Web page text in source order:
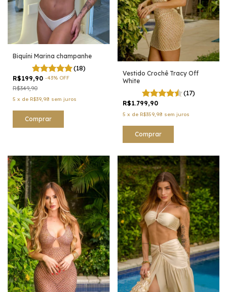
Biquíni Marina champanhe
(18)
R$199,90 -43% OFF
R$349,90
5 x de R$39,98 sem juros
Comprar
Vestido Crochê Tracy Off
White
(17)
R$1.799,90
5 x de R$359,98 sem juros
Comprar